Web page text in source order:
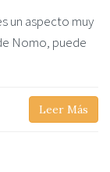
un aspecto muy
Nomo, puede
Leer Más